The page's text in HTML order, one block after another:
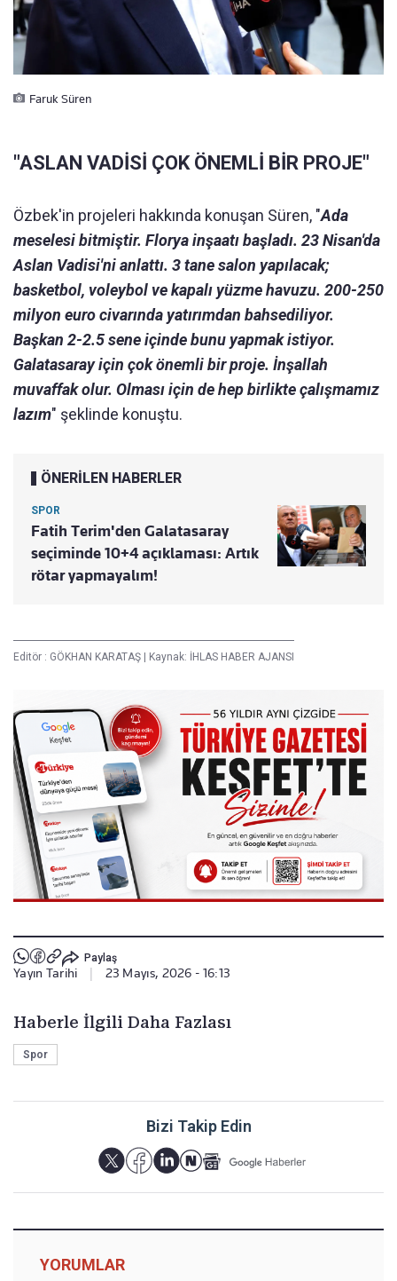
Faruk Süren
"ASLAN VADİSİ ÇOK ÖNEMLİ BİR PROJE"
Özbek'in projeleri hakkında konuşan Süren, "Ada
meselesi bitmiştir. Florya inşaatı başladı. 23 Nisan'da
Aslan Vadisi'ni anlattı. 3 tane salon yapılacak;
basketbol, voleybol ve kapalı yüzme havuzu. 200-250
milyon euro civarında yatırımdan bahsediliyor.
Başkan 2-2.5 sene içinde bunu yapmak istiyor.
Galatasaray için çok önemli bir proje. İnşallah
muvaffak olur. Olması için de hep birlikte çalışmamız
lazım" şeklinde konuştu.
ÖNERİLEN HABERLER
SPOR
Fatih Terim'den Galatasaray
seçiminde 10+4 açıklaması: Artık
rötar yapmayalım!
Editör : GÖKHAN KARATAŞ | Kaynak: İHLAS HABER AJANSI
Paylaş
Yayın Tarihi 23 Mayıs, 2026 - 16:13
Haberle İlgili Daha Fazlası
Spor
Bizi Takip Edin
YORUMLAR